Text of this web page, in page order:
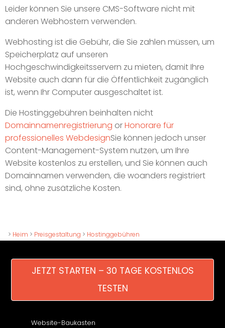
Leider können Sie unsere CMS-Software nicht mit
anderen Webhostern verwenden.
Webhosting ist die Gebühr, die Sie zahlen müssen, um
Speicherplatz auf unseren
Hochgeschwindigkeitsservern zu mieten, damit Ihre
Website auch dann für die Öffentlichkeit zugänglich
ist, wenn Ihr Computer ausgeschaltet ist.
Die Hostinggebühren beinhalten nicht
Domainnamenregistrierung orHonorare für
professionelles WebdesignSie können jedoch unser
Content-Management-System nutzen, um Ihre
Website kostenlos zu erstellen, und Sie können auch
Domainnamen verwenden, die woanders registriert
sind, ohne zusätzliche Kosten.
> Heim > Preisgestaltung > Hostinggebühren
JETZT STARTEN – 30 TAGE KOSTENLOS
TESTEN
Website-Baukasten